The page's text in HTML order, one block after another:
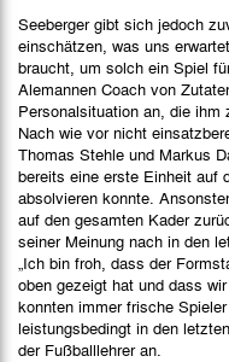
Seeberger gibt sich jedoch
einschätzen, was uns
braucht, um solch ein Spiel
Alemannen Coach von
Personalsituation an, die ihm
Nach wie vor nicht
Thomas Stehle und Markus
bereits eine erste Einheit auf
absolvieren konnte.
auf den gesamten Kader
seiner Meinung nach in den
„Ich bin froh, dass der
oben gezeigt hat und dass
konnten immer frische
leistungsbedingt in den
der Fußballlehrer an.